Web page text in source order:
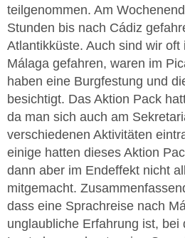
teilgenommen. Am
Stunden bis nach Cádiz
Atlantikküste. Auch sind wir
Málaga gefahren, waren im
haben eine Burgfestung und
besichtigt. Das Aktion Pack
da man sich auch am
verschiedenen Aktivitäten
einige hatten dieses Aktion
dann aber im Endeffekt nicht
mitgemacht.
dass eine Sprachreise nach
unglaubliche Erfahrung ist, bei